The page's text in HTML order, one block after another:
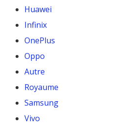
Huawei
Infinix
OnePlus
Oppo
Autre
Royaume
Samsung
Vivo